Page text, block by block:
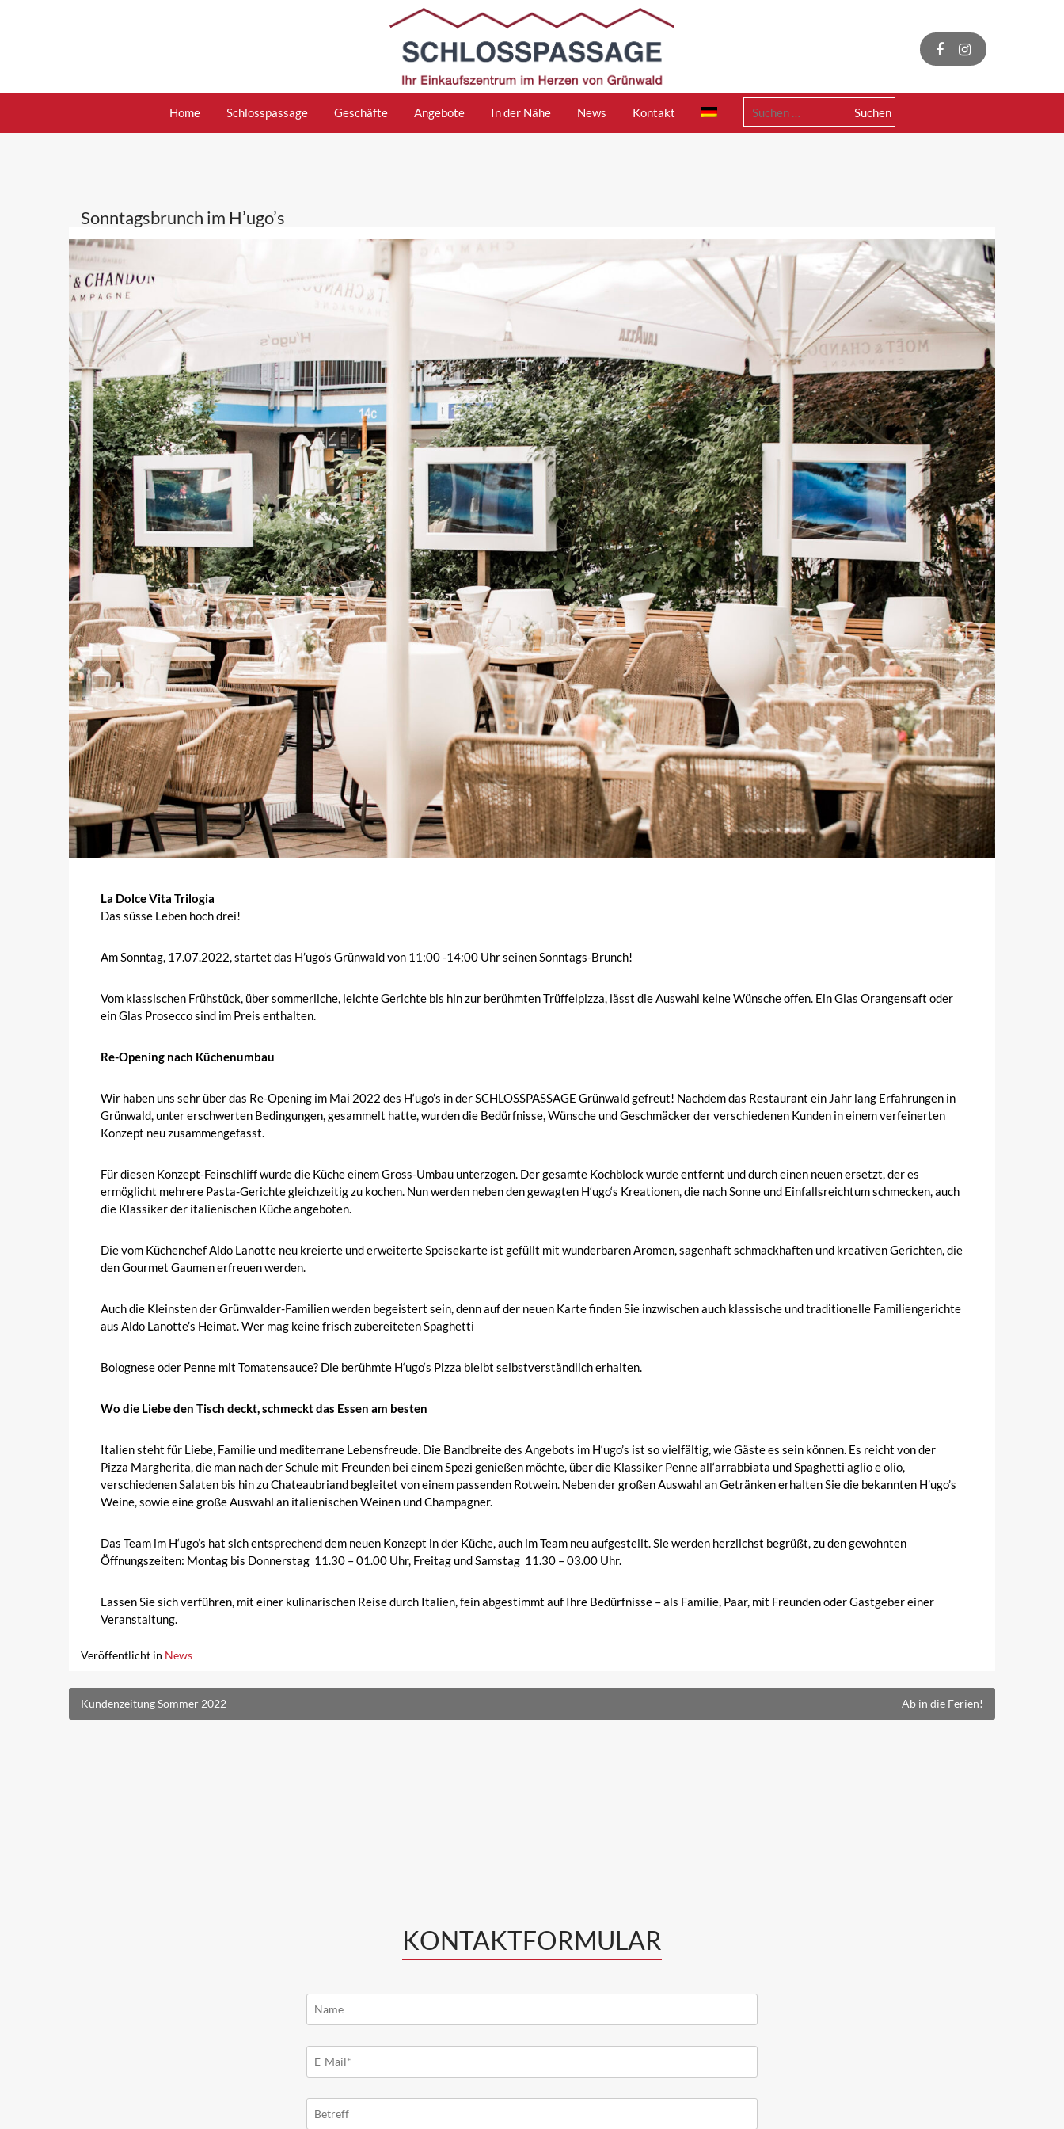
Home Schlosspassage Geschäfte Angebote In der Nähe News Kontakt
Suchen
Sonntagsbrunch im H’ugo’s
La Dolce Vita Trilogia
Das süsse Leben hoch drei!
Am Sonntag, 17.07.2022, startet das H’ugo’s Grünwald von 11:00 -14:00 Uhr seinen Sonntags-Brunch!
Vom klassischen Frühstück, über sommerliche, leichte Gerichte bis hin zur berühmten Trüffelpizza, lässt die Auswahl keine Wünsche offen. Ein Glas Orangensaft oder
ein Glas Prosecco sind im Preis enthalten.
Re-Opening nach Küchenumbau
Wir haben uns sehr über das Re-Opening im Mai 2022 des H‘ugo’s in der SCHLOSSPASSAGE Grünwald gefreut! Nachdem das Restaurant ein Jahr lang Erfahrungen in
Grünwald, unter erschwerten Bedingungen, gesammelt hatte, wurden die Bedürfnisse, Wünsche und Geschmäcker der verschiedenen Kunden in einem verfeinerten
Konzept neu zusammengefasst.
Für diesen Konzept-Feinschliff wurde die Küche einem Gross-Umbau unterzogen. Der gesamte Kochblock wurde entfernt und durch einen neuen ersetzt, der es
ermöglicht mehrere Pasta-Gerichte gleichzeitig zu kochen. Nun werden neben den gewagten H‘ugo‘s Kreationen, die nach Sonne und Einfallsreichtum schmecken, auch
die Klassiker der italienischen Küche angeboten.
Die vom Küchenchef Aldo Lanotte neu kreierte und erweiterte Speisekarte ist gefüllt mit wunderbaren Aromen, sagenhaft schmackhaften und kreativen Gerichten, die
den Gourmet Gaumen erfreuen werden.
Auch die Kleinsten der Grünwalder-Familien werden begeistert sein, denn auf der neuen Karte finden Sie inzwischen auch klassische und traditionelle Familiengerichte
aus Aldo Lanotte’s Heimat. Wer mag keine frisch zubereiteten Spaghetti
Bolognese oder Penne mit Tomatensauce? Die berühmte H‘ugo‘s Pizza bleibt selbstverständlich erhalten.
Wo die Liebe den Tisch deckt, schmeckt das Essen am besten
Italien steht für Liebe, Familie und mediterrane Lebensfreude. Die Bandbreite des Angebots im H‘ugo’s ist so vielfältig, wie Gäste es sein können. Es reicht von der
Pizza Margherita, die man nach der Schule mit Freunden bei einem Spezi genießen möchte, über die Klassiker Penne all‘arrabbiata und Spaghetti aglio e olio,
verschiedenen Salaten bis hin zu Chateaubriand begleitet von einem passenden Rotwein. Neben der großen Auswahl an Getränken erhalten Sie die bekannten H’ugo’s
Weine, sowie eine große Auswahl an italienischen Weinen und Champagner.
Das Team im H‘ugo’s hat sich entsprechend dem neuen Konzept in der Küche, auch im Team neu aufgestellt. Sie werden herzlichst begrüßt, zu den gewohnten
Öffnungszeiten: Montag bis Donnerstag 11.30 – 01.00 Uhr, Freitag und Samstag 11.30 – 03.00 Uhr.
Lassen Sie sich verführen, mit einer kulinarischen Reise durch Italien, fein abgestimmt auf Ihre Bedürfnisse – als Familie, Paar, mit Freunden oder Gastgeber einer
Veranstaltung.
Veröffentlicht in News
Beitragsnavigation
Kundenzeitung Sommer 2022 Ab in die Ferien!
KONTAKTFORMULAR